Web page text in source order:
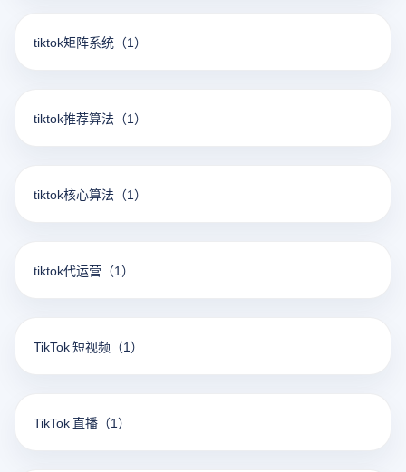
tiktok矩阵系统 （1）
tiktok推荐算法 （1）
tiktok核心算法 （1）
tiktok代运营 （1）
TikTok 短视频 （1）
TikTok 直播 （1）